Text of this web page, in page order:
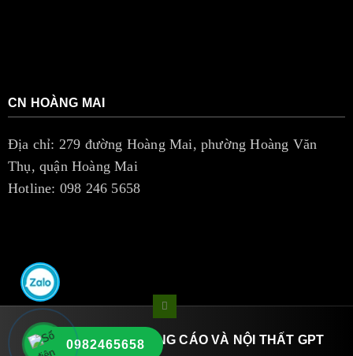
CN HOÀNG MAI
Địa chỉ: 279 đường Hoàng Mai, phường Hoàng Văn
Thụ, quận Hoàng Mai
Hotline: 098 246 5658
CÔNG TY TNHH QUẢNG CÁO VÀ NỘI THẤT GPT
0982465658